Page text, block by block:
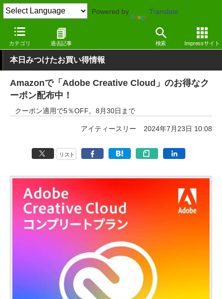
Powered by Translate
カテゴリ 過去記事 検索 Impressサイト
窓の杜 画像・映像・音楽
本日みつけたお買い得情報
Amazonで「Adobe Creative Cloud」のお得なク
ーポン配布中！
クーポン適用で5％OFF。8月30日まで
アイティースリー 2024年7月23日 10:08
リスト